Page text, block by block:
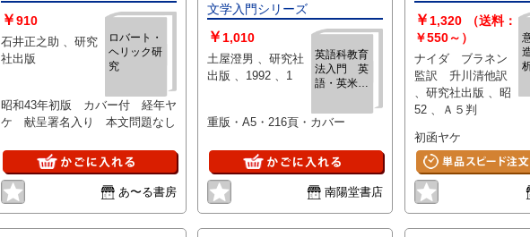
ロバート・
ヘリック研
究
￥910
石井正之助 、研究
社出版
昭和43年初版 カバー付 経年ヤ
ケ 献呈署名入り 本文問題なし
あ〜る書房
文学入門シリーズ
英語科教育
法入門 英
語・英米文
ーズ
￥ 1,010
土屋澄男 、研究社
出版 、1992 、1
重版・A5・216頁・カバー
南陽堂書店
￥ 1,320
（送料：
￥550～）
ナイダ ブラネン
監訳 升川清他訳
、研究社出版 、昭
52 、Ａ５判
初函ヤケ